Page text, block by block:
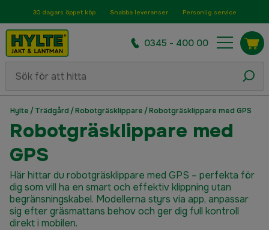
30 dagars öppet köp Snabba leveranser Personlig service
0345 - 400 00
Hylte /Trädgård /Robotgräsklippare /Robotgräsklippare med GPS
Robotgräsklippare med
GPS
Här hittar du robotgräsklippare med GPS – perfekta för
dig som vill ha en smart och effektiv klippning utan
begränsningskabel. Modellerna styrs via app, anpassar
sig efter gräsmattans behov och ger dig full kontroll
direkt i mobilen.